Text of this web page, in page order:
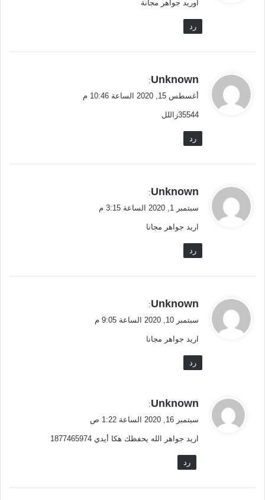
لاوريد جواهر مجانة
رد
ي
ق
ل
Unknown
:
أغسطس 15, 2020 الساعة 10:46 م
35544زاللل
رد
ي
ل
Unknown
:
سبتمبر 1, 2020 الساعة 3:15 م
اريد جواهر مجانا
رد
ي
ل
Unknown
:
سبتمبر 10, 2020 الساعة 9:05 م
اريد جواهر مجانا
رد
ي
ل
Unknown
:
سبتمبر 16, 2020 الساعة 1:22 ص
اريد جواهر الله يحفظك هكا أيدي 1877465974
رد